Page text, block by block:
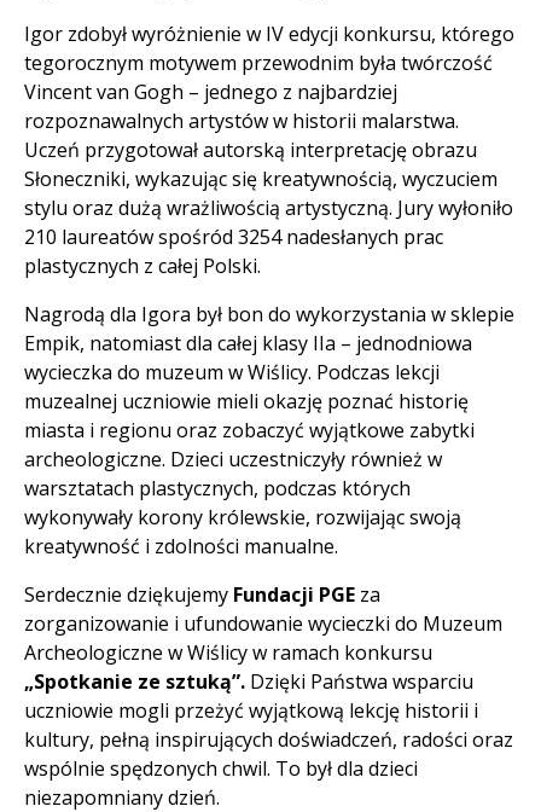
Igor zdobył wyróżnienie w IV edycji konkursu, którego
tegorocznym motywem przewodnim była twórczość
Vincent van Gogh – jednego z najbardziej
rozpoznawalnych artystów w historii malarstwa.
Uczeń przygotował autorską interpretację obrazu
Słoneczniki, wykazując się kreatywnością, wyczuciem
stylu oraz dużą wrażliwością artystyczną. Jury wyłoniło
210 laureatów spośród 3254 nadesłanych prac
plastycznych z całej Polski.
Nagrodą dla Igora był bon do wykorzystania w sklepie
Empik, natomiast dla całej klasy IIa – jednodniowa
wycieczka do muzeum w Wiślicy. Podczas lekcji
muzealnej uczniowie mieli okazję poznać historię
miasta i regionu oraz zobaczyć wyjątkowe zabytki
archeologiczne. Dzieci uczestniczyły również w
warsztatach plastycznych, podczas których
wykonywały korony królewskie, rozwijając swoją
kreatywność i zdolności manualne.
Serdecznie dziękujemy Fundacji PGE za
zorganizowanie i ufundowanie wycieczki do Muzeum
Archeologiczne w Wiślicy w ramach konkursu
„Spotkanie ze sztuką”. Dzięki Państwa wsparciu
uczniowie mogli przeżyć wyjątkową lekcję historii i
kultury, pełną inspirujących doświadczeń, radości oraz
wspólnie spędzonych chwil. To był dla dzieci
niezapomniany dzień.